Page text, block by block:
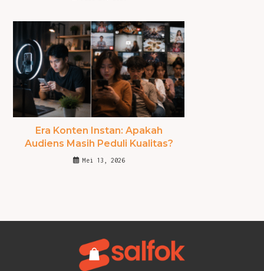
Era Konten Instan: Apakah
Audiens Masih Peduli Kualitas?
Mei 13, 2026